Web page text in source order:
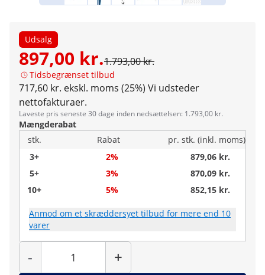
Udsalg
897,00 kr.1.793,00 kr.
Tidsbegrænset tilbud
717,60 kr. ekskl. moms (25%) Vi udsteder
nettofakturaer.
Laveste pris seneste 30 dage inden nedsættelsen: 1.793,00 kr.
Mængderabat
stk.
Rabat
pr. stk. (inkl. moms)
3+
2%
879,06 kr.
5+
3%
870,09 kr.
10+
5% 852,15 kr.
Anmod om et skræddersyet tilbud for mere end 10
varer
-
Antal
+